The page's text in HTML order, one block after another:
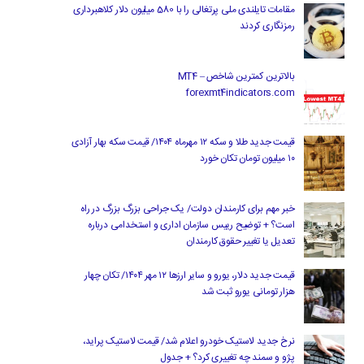
مقامات تایلندی ملی پرتغالی را با 580 میلیون دلار کلاهبرداری
رمزنگاری کردند
بالاترین کمترین شاخص MT4 –
forexmt4indicators.com
قیمت جدید طلا و سکه ۱۲ مهرماه ۱۴۰۴/ قیمت سکه بهار آزادی
۱۰ میلیون تومان تکان خورد
خبر مهم برای کارمندان دولت/ یک جراحی بزرگ بزرگ در راه
است؟ + توضیح رییس سازمان اداری و استخدامی درباره
تعدیل یا تغییر حقوق کارمندان
قیمت جدید دلار، یورو و سایر ارزها ۱۲ مهر ۱۴۰۴/ تکان چهار
هزار تومانی یورو ثبت شد
نرخ جدید لاستیک خودرو اعلام شد/ قیمت لاستیک پراید،
پژو و سمند چه تغییری کرد؟ + جدول